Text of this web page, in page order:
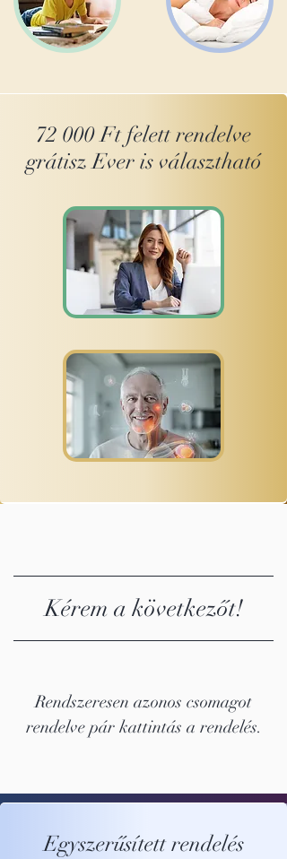
72 000 Ft felett rendelve
grátisz Ever is választható
Kérem a következőt!
Rendszeresen azonos csomagot
rendelve pár kattintás a rendelés.
Egyszerűsített rendelés